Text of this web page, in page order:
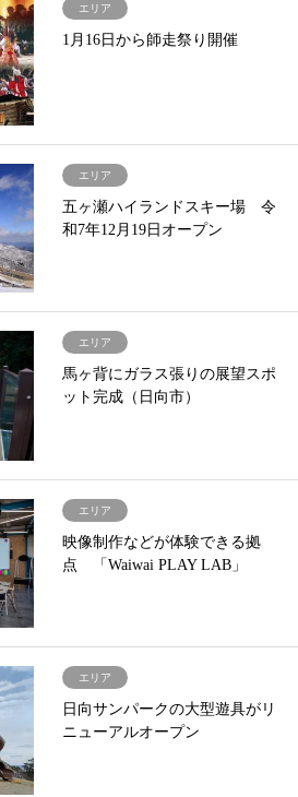
エリア
1月16日から師走祭り開催
エリア
五ヶ瀬ハイランドスキー場 令
和7年12月19日オープン
エリア
馬ヶ背にガラス張りの展望スポ
ット完成（日向市）
エリア
映像制作などが体験できる拠
点 「Waiwai PLAY LAB」
エリア
日向サンパークの大型遊具がリ
ニューアルオープン